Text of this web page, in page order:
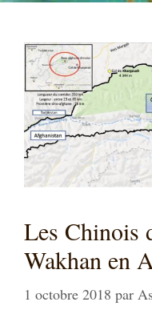
Les Chinois
Wakhan en
1 octobre 2018 par